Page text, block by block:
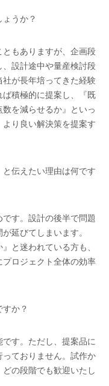
ょうか？
ともありますが、企画段
設計途中や量産検討段
が長年培ってきた経験
積極的に提案し、『既
を減らせるか』といっ
り良い解決策を提案す
と伝えたい理由は何です
です。設計の後半で問題
延びてしまいます。
と迷われている方も、
ロジェクト全体の効率
すか？
です。ただし、提案品に
ておりません。試作か
の段階でも歓迎いたし